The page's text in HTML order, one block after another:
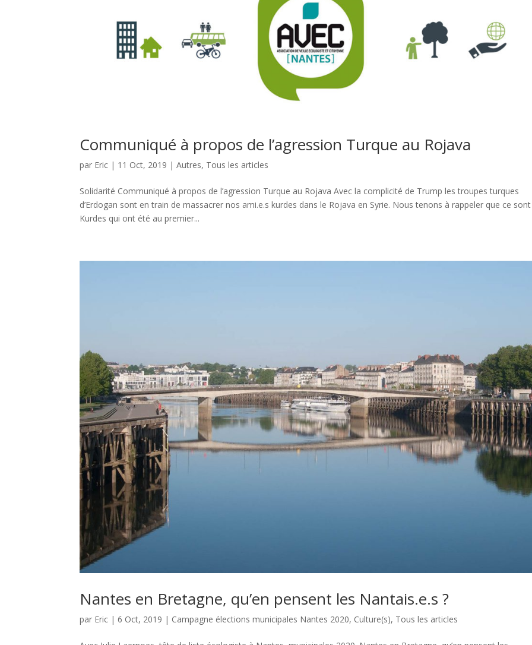
Communiqué à propos de l’agression Turque au Rojava
par Eric | 11 Oct, 2019 |Autres, Tous les articles
Solidarité Communiqué à propos de l’agression Turque au Rojava Avec la complicité de Trump les troupes turques
d’Erdogan sont en train de massacrer nos ami.e.s kurdes dans le Rojava en Syrie. Nous tenons à rappeler que ce
Kurdes qui ont été au premier...
Nantes en Bretagne, qu’en pensent les Nantais.e.s ?
par Eric |6 Oct, 2019 | Campagne élections municipales Nantes 2020, Culture(s), Tous les articles